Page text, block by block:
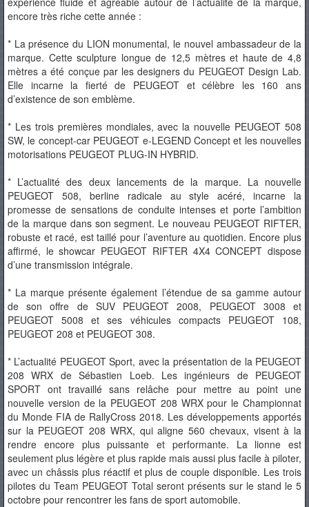
encore très riche cette année :
* La présence du LION monumental, le nouvel ambassadeur de la
marque. Cette sculpture longue de 12,5 mètres et haute de 4,8
mètres a été conçue par les designers du PEUGEOT Design Lab.
Elle incarne la fierté de PEUGEOT et célèbre les 160 ans
d’existence de son emblème.
* Les trois premières mondiales, avec la nouvelle PEUGEOT 508
SW, le concept-car PEUGEOT e-LEGEND Concept et les nouvelles
motorisations PEUGEOT PLUG-IN HYBRID.
* L’actualité des deux lancements de la marque. La nouvelle
PEUGEOT 508, berline radicale au style acéré, incarne la
promesse de sensations de conduite intenses et porte l’ambition
de la marque dans son segment. Le nouveau PEUGEOT RIFTER,
robuste et racé, est taillé pour l’aventure au quotidien. Encore plus
affirmé, le showcar PEUGEOT RIFTER 4X4 CONCEPT dispose
d’une transmission intégrale.
* La marque présente également l’étendue de sa gamme autour
de son offre de SUV PEUGEOT 2008, PEUGEOT 3008 et
PEUGEOT 5008 et ses véhicules compacts PEUGEOT 108,
PEUGEOT 208 et PEUGEOT 308.
* L’actualité PEUGEOT Sport, avec la présentation de la PEUGEOT
208 WRX de Sébastien Loeb. Les ingénieurs de PEUGEOT
SPORT ont travaillé sans relâche pour mettre au point une
nouvelle version de la PEUGEOT 208 WRX pour le Championnat
du Monde FIA de RallyCross 2018. Les développements apportés
sur la PEUGEOT 208 WRX, qui aligne 560 chevaux, visent à la
rendre encore plus puissante et performante. La lionne est
seulement plus légère et plus rapide mais aussi plus facile à piloter,
avec un châssis plus réactif et plus de couple disponible. Les trois
pilotes du Team PEUGEOT Total seront présents sur le stand le 5
octobre pour rencontrer les fans de sport automobile.